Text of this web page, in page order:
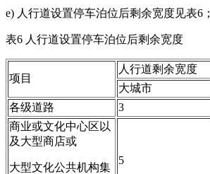
e) 人行道设置停车泊位后剩余宽度见表6；
表6 人行道设置停车泊位后剩余宽度
项目
人行道剩余宽度
大城市
各级道路
3
商业或文化中心区以
及大型商店或
大型文化公共机构集
5